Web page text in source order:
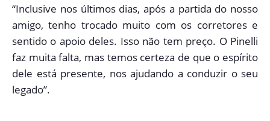
“Inclusive nos últimos dias, após a partida do nosso
amigo, tenho trocado muito com os corretores e
sentido o apoio deles. Isso não tem preço. O Pinelli
faz muita falta, mas temos certeza de que o espírito
dele está presente, nos ajudando a conduzir o seu
legado”.